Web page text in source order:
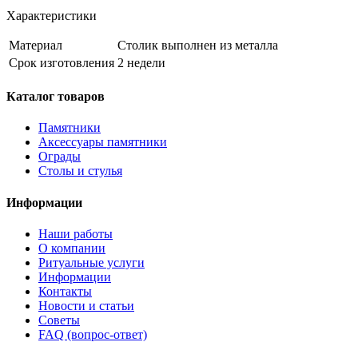
Характеристики
Материал
Столик выполнен из металла
Срок изготовления 2 недели
Каталог товаров
Памятники
Аксессуары памятники
Ограды
Столы и стулья
Информации
Наши работы
О компании
Ритуальные услуги
Информации
Контакты
Новости и статьи
Советы
FAQ (вопрос-ответ)